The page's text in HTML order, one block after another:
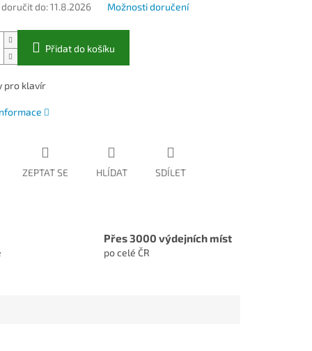
do: 11.8.2026 Možnosti doručení
Přidat do košíku
pro klavír
ZEPTAT SE HLÍDAT SDÍLET
Přes 3000 výdejních míst
po celé ČR